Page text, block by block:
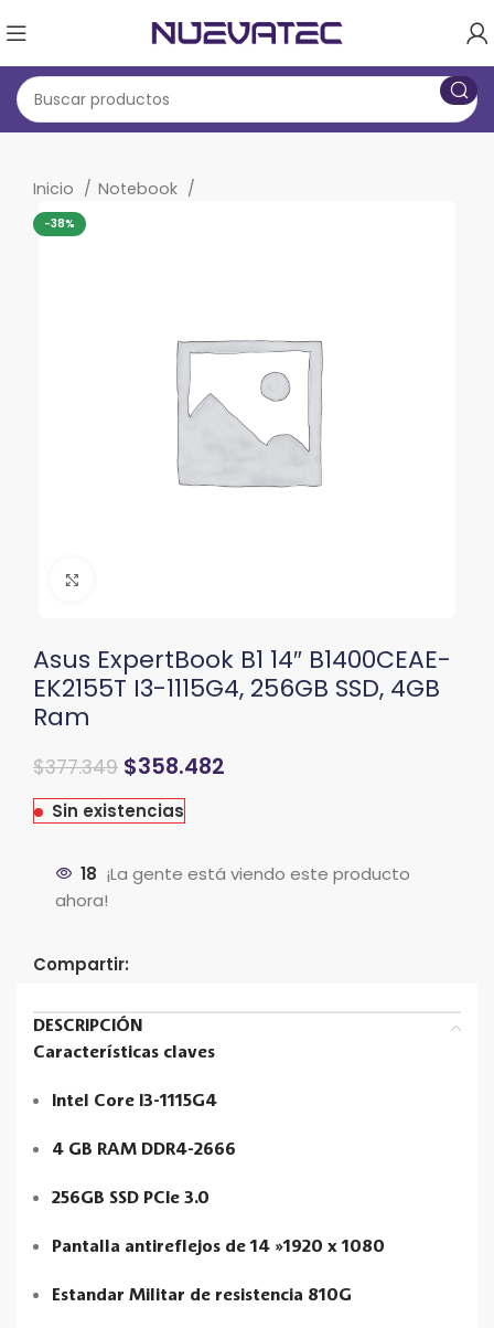
Inicio Notebook
-38%
Asus ExpertBook B1 14″ B1400CEAE-
EK2155T I3-1115G4, 256GB SSD, 4GB
Ram
El
original
$377.349El
actual
$358.482
Sin existencias
18 ¡La gente está viendo este producto
ahora!
Compartir:
DESCRIPCIÓN
Características claves
Intel Core I3-1115G4
4 GB RAM DDR4-2666
256GB SSD PCIe 3.0
Pantalla antireflejos de 14 »1920 x 1080
Estandar Militar de resistencia 810G